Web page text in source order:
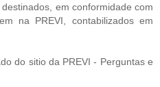
em conformidade com
na PREVI, contabilizados em
do sitio da PREVI - Perguntas e